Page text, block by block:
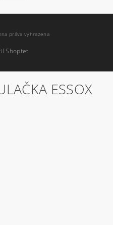
práva vyhrazena
Shoptet
ESSOX